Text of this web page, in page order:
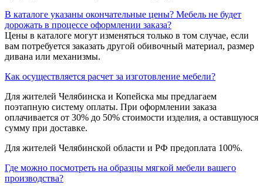
В каталоге указаны окончательные цены? Мебель не будет
дорожать в процессе оформлении заказа?
Цены в каталоге могут изменяться только в том случае, если
вам потребуется заказать другой обивочный материал, размер
дивана или механизмы.
Как осуществляется расчет за изготовление мебели?
Для жителей Челябинска и Копейска мы предлагаем
поэтапную систему оплаты. При оформлении заказа
оплачивается от 30% до 50% стоимости изделия, а оставшуюся
сумму при доставке.
Для жителей Челябинской области и РФ предоплата 100%.
Где можно посмотреть на образцы мягкой мебели вашего
производства?